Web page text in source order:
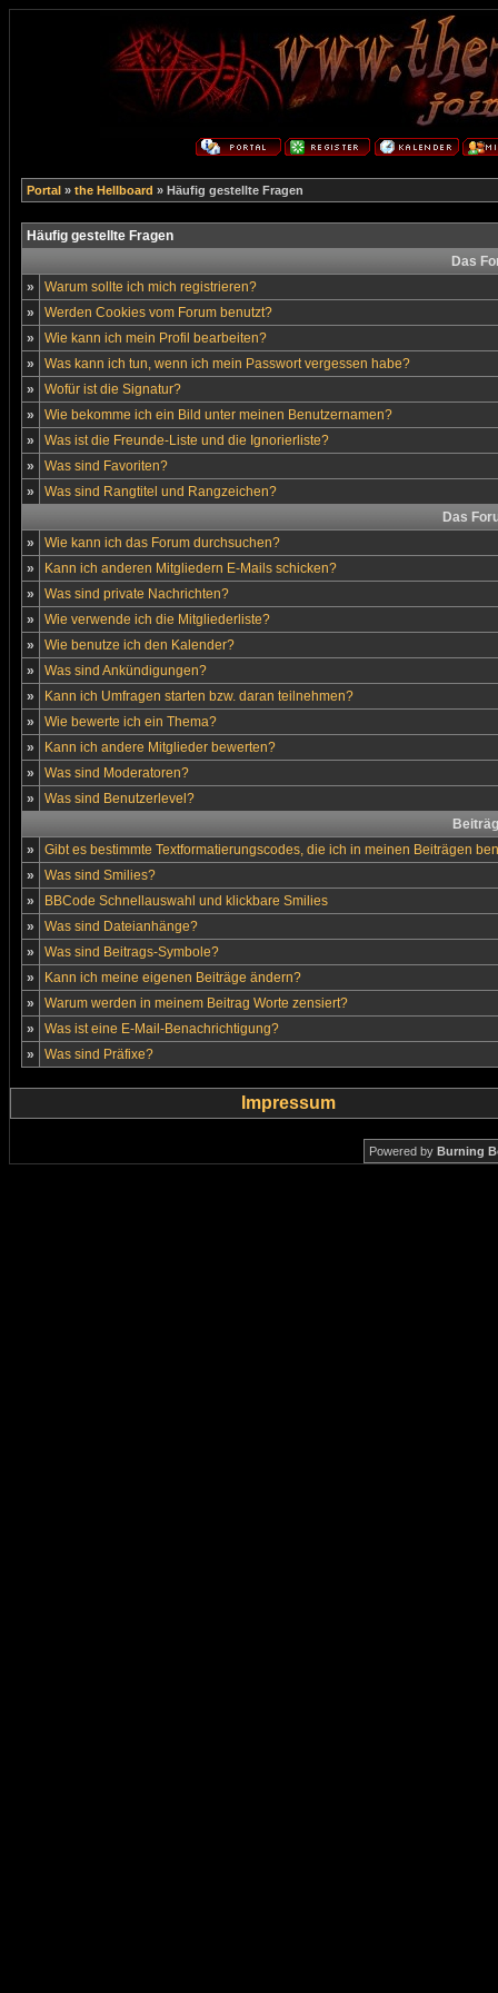
Portal » the Hellboard » Häufig gestellte Fragen
Häufig gestellte Fragen
Das
»
Warum sollte ich mich registrieren?
»
Werden Cookies vom Forum benutzt?
»
Wie kann ich mein Profil bearbeiten?
»
Was kann ich tun, wenn ich mein Passwort vergessen habe?
»
Wofür ist die Signatur?
»
Wie bekomme ich ein Bild unter meinen Benutzernamen?
»
Was ist die Freunde-Liste und die Ignorierliste?
»
Was sind Favoriten?
»
Was sind Rangtitel und Rangzeichen?
Das
»
Wie kann ich das Forum durchsuchen?
»
Kann ich anderen Mitgliedern E-Mails schicken?
»
Was sind private Nachrichten?
»
Wie verwende ich die Mitgliederliste?
»
Wie benutze ich den Kalender?
»
Was sind Ankündigungen?
»
Kann ich Umfragen starten bzw. daran teilnehmen?
»
Wie bewerte ich ein Thema?
»
Kann ich andere Mitglieder bewerten?
»
Was sind Moderatoren?
»
Was sind Benutzerlevel?
»
Gibt es bestimmte Textformatierungscodes, die ich in meinen Beiträgen
»
Was sind Smilies?
»
BBCode Schnellauswahl und klickbare Smilies
»
Was sind Dateianhänge?
»
Was sind Beitrags-Symbole?
»
Kann ich meine eigenen Beiträge ändern?
»
Warum werden in meinem Beitrag Worte zensiert?
»
Was ist eine E-Mail-Benachrichtigung?
»
Was sind Präfixe?
Impressum
Powered by Burning